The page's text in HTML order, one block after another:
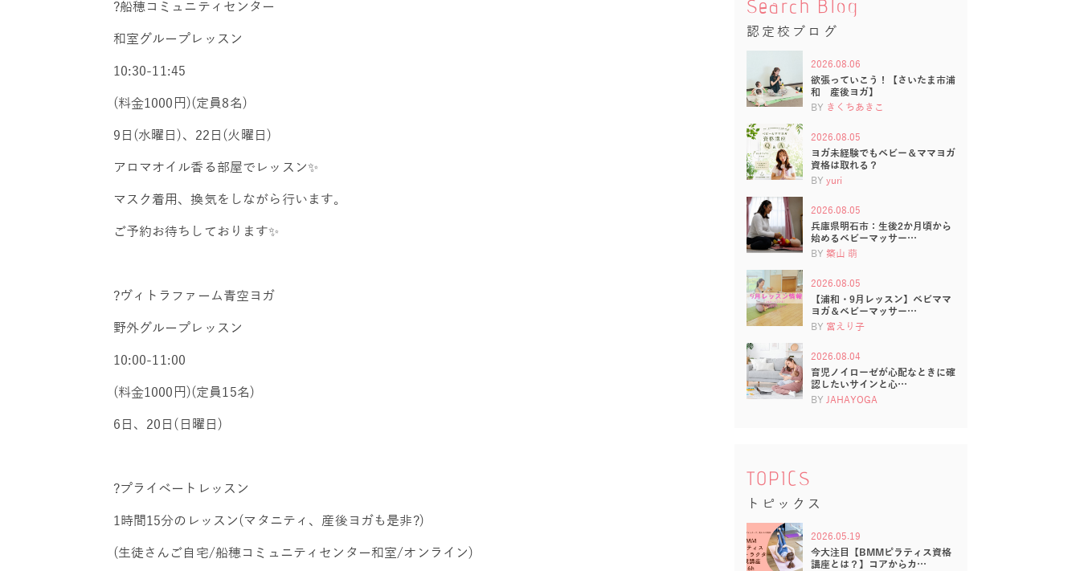
?船穂コミュニティセンター
和室グループレッスン
10:30-11:45
(料金1000円)(定員8名)
9日(水曜日)、22日(火曜日)
アロマオイル香る部屋でレッスン✨
マスク着用、換気をしながら行います。
ご予約お待ちしております✨
?ヴィトラファーム青空ヨガ
野外グループレッスン
10:00-11:00
(料金1000円)(定員15名)
6日、20日(日曜日)
?プライベートレッスン
1時間15分のレッスン(マタニティ、産後ヨガも是非?)
(生徒さんご自宅/船穂コミュニティセンター和室/オンライン)
Search Blog
認定校ブログ
2026.08.06
欲張っていこう！【さいたま市浦
和 産後ヨガ】
BY きくちあきこ
2026.08.05
ヨガ未経験でもベビー＆ママヨガ
資格は取れる？
BY yuri
2026.08.05
兵庫県明石市：生後2か月頃から
始めるベビーマッサー…
BY 築山 萌
2026.08.05
【浦和・9月レッスン】ベビママ
ヨガ＆ベビーマッサー…
BY 宮えり子
2026.08.04
育児ノイローゼが心配なときに確
認したいサインと心…
BY JAHAYOGA
TOPICS
トピックス
2026.05.19
今大注目【BMMピラティス資格
講座とは？】コアからカ…